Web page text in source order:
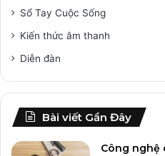
Sổ Tay Cuộc Sống
Kiến thức âm thanh
Diễn đàn
Bài viết Gần Đây
Công nghệ